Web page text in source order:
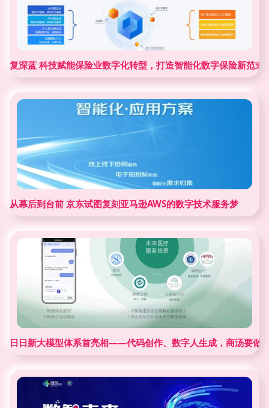
复深蓝 科技赋能保险业数字化转型，打造智能化数字保险新范式
从幕后到台前 京东试图复刻亚马逊AWS的数字技术服务梦
日日新大模型体系首亮相——代码创作、数字人生成，商汤要做